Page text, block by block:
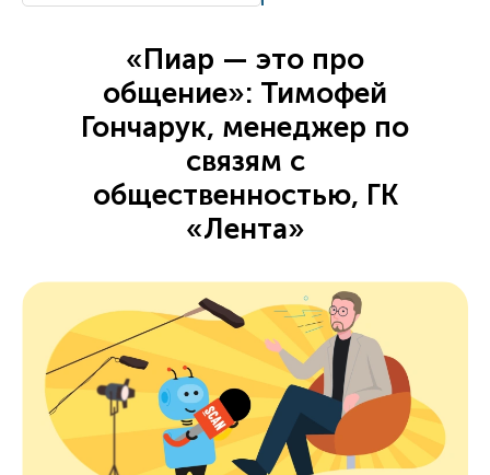
«Пиар — это про
общение»: Тимофей
Гончарук, менеджер по
связям с
общественностью, ГК
«Лента»